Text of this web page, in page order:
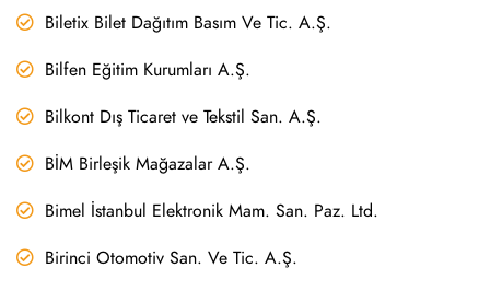
Biletix Bilet Dağıtım Basım Ve Tic. A.Ş.
Bilfen Eğitim Kurumları A.Ş.
Bilkont Dış Ticaret ve Tekstil San. A.Ş.
BİM Birleşik Mağazalar A.Ş.
Bimel İstanbul Elektronik Mam. San. Paz. Ltd.
Birinci Otomotiv San. Ve Tic. A.Ş.